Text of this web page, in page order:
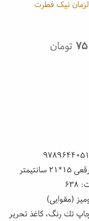
نیک فطرت
تومان
(مقوایی)
تك رنگ، کاغذ تحریر